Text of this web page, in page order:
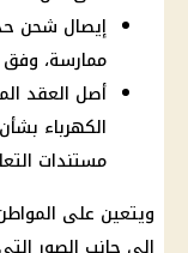
إيصال شحن
ممارسة، وفق
أصل العقد
الكهرباء
مستندات
ويتعين على